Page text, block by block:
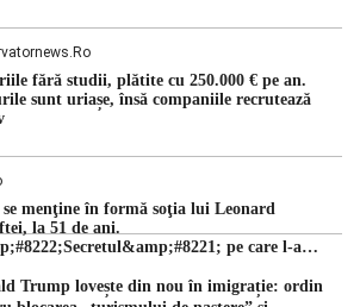
fără studii, plătite cu 250.000 € pe an.
sunt uriașe, însă companiile recrutează
menţine în formă soţia lui Leonard
la 51 de ani.
pe care l-a
Trump lovește din nou în imigrație: ordin